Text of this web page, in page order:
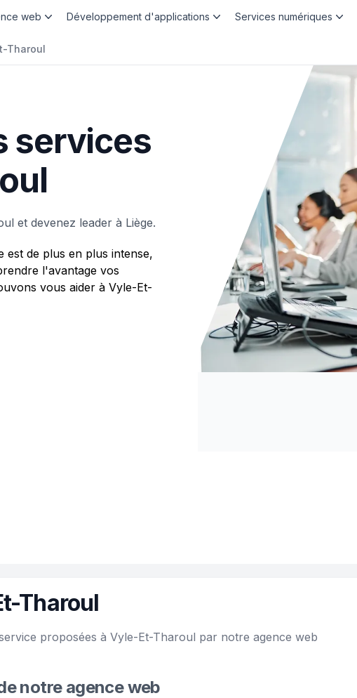
web Développement d'applications Services numériques
Tharoul
services
et devenez leader à Liège.
est de plus en plus intense,
l'avantage vos
vous aider à Vyle-Et-
Tharoul
proposées à Vyle-Et-Tharoul par notre agence web
notre agence web